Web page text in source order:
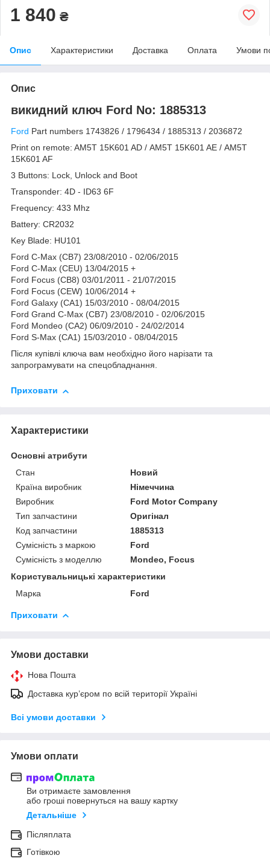
1 840 ₴
Опис Характеристики Доставка Оплата Умови
Опис
викидний ключ Ford No: 1885313
Ford Part numbers 1743826 / 1796434 / 1885313 / 2036872
Print on remote: AM5T 15K601 AD / AM5T 15K601 AE / AM5T
15K601 AF
3 Buttons: Lock, Unlock and Boot
Transponder: 4D - ID63 6F
Frequency: 433 Mhz
Battery: CR2032
Key Blade: HU101
Ford C-Max (CB7) 23/08/2010 - 02/06/2015
Ford C-Max (CEU) 13/04/2015 +
Ford Focus (CB8) 03/01/2011 - 21/07/2015
Ford Focus (CEW) 10/06/2014 +
Ford Galaxy (CA1) 15/03/2010 - 08/04/2015
Ford Grand C-Max (CB7) 23/08/2010 - 02/06/2015
Ford Mondeo (CA2) 06/09/2010 - 24/02/2014
Ford S-Max (CA1) 15/03/2010 - 08/04/2015
Після купівлі ключа вам необхідно його нарізати та
запрограмувати на спецобладнання.
Приховати
Характеристики
Основні атрибути
Стан
Новий
Країна виробник
Німеччина
Виробник
Ford Motor Company
Тип запчастини
Оригінал
Код запчастини
1885313
Сумісність з маркою
Ford
Сумісність з моделлю
Mondeo, Focus
Користувальницькі характеристики
Марка
Ford
Приховати
Умови доставки
Нова Пошта
Доставка кур’єром по всій території Україні
Всі умови доставки
Умови оплати
Ви отримаєте замовлення
або гроші повернуться на вашу картку
Детальніше
Післяплата
Готівкою